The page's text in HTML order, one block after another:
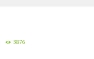
3876